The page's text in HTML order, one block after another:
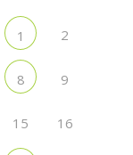
1 2
8 9
15 16